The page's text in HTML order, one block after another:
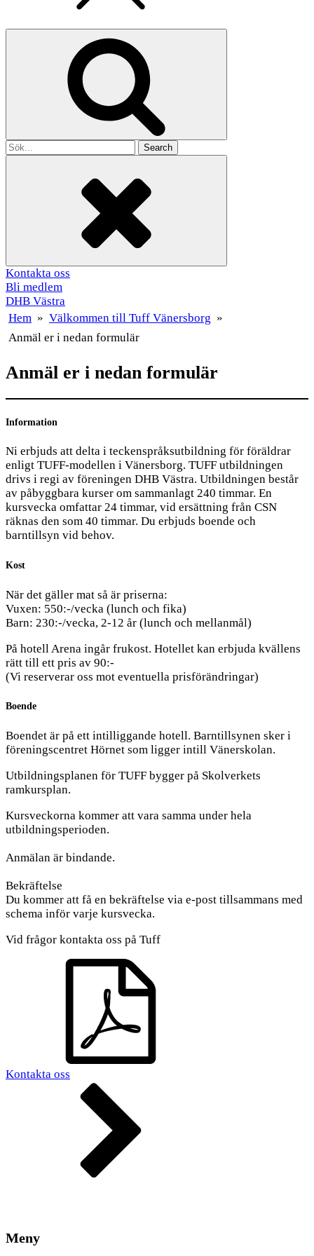
Search
for
Kontakta oss
Bli medlem
DHB Västra
Hem » Välkommen till Tuff Vänersborg »
Anmäl er i nedan formulär
Anmäl er i nedan formulär
Information
Ni erbjuds att delta i teckenspråksutbildning för föräldrar
enligt TUFF-modellen i Vänersborg. TUFF utbildningen
drivs i regi av föreningen DHB Västra. Utbildningen består
av påbyggbara kurser om sammanlagt 240 timmar. En
kursvecka omfattar 24 timmar, vid ersättning från CSN
räknas den som 40 timmar. Du erbjuds boende och
barntillsyn vid behov.
Kost
När det gäller mat så är priserna:
Vuxen: 550:-/vecka (lunch och fika)
Barn: 230:-/vecka, 2-12 år (lunch och mellanmål)
På hotell Arena ingår frukost. Hotellet kan erbjuda kvällens
rätt till ett pris av 90:-
(Vi reserverar oss mot eventuella prisförändringar)
Boende
Boendet är på ett intilliggande hotell. Barntillsynen sker i
föreningscentret Hörnet som ligger intill Vänerskolan.
Utbildningsplanen för TUFF bygger på Skolverkets
ramkursplan.
Kursveckorna kommer att vara samma under hela
utbildningsperioden.
Anmälan är bindande.
Bekräftelse
Du kommer att få en bekräftelse via e-post tillsammans med
schema inför varje kursvecka.
Vid frågor kontakta oss på Tuff
Kontakta oss
Meny